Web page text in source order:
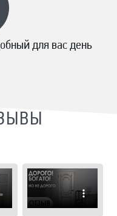
для вас день